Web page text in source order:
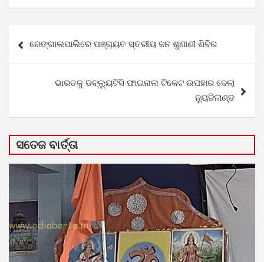
navigation
ରେଙ୍ଗାଲପାଲିରେ ପଞ୍ଚାୟତ ସ୍ତରୀୟ ଜନ ଶୁଣାଣୀ ଶିବିର
ଭାରତକୁ ଡବ୍ଲ୍ୟୁଟିସି ଫାଇନାଲ ଟିକେଟ ଉପହାର ଦେଲା
ନ୍ୟୁଜିଲାଣ୍ଡ
ସତେଜ ବାର୍ତ୍ତା